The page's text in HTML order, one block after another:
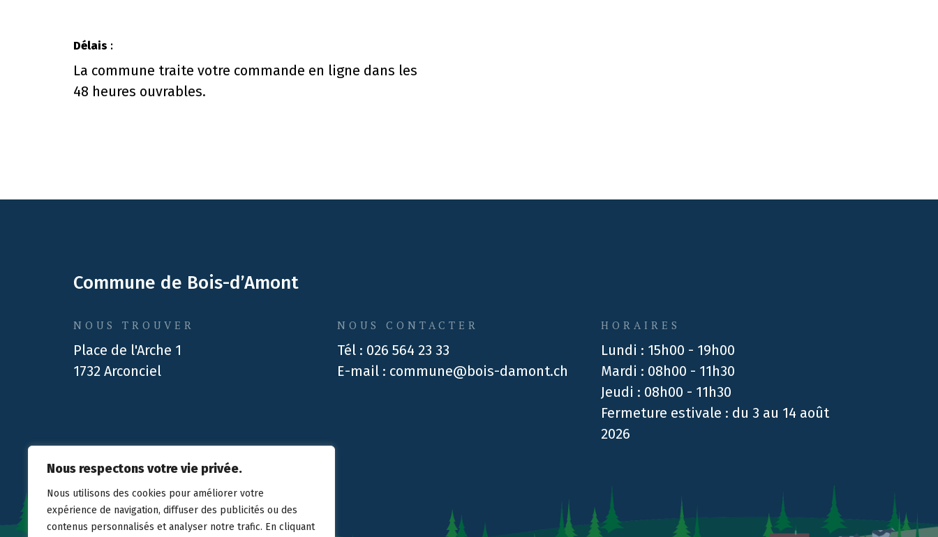
Nous respectons votre vie privée.
Nous utilisons des cookies pour améliorer votre
expérience de navigation, diffuser des publicités ou des
contenus personnalisés et analyser notre trafic. En cliquant
Délais :
La commune traite votre commande en ligne dans les
48 heures ouvrables.
Commune de Bois-d’Amont
NOUS TROUVER
Place de l'Arche 1
1732 Arconciel
NOUS CONTACTER
Tél : 026 564 23 33
E-mail : commune@bois-damont.ch
HORAIRES
Lundi : 15h00 - 19h00
Mardi : 08h00 - 11h30
Jeudi : 08h00 - 11h30
Fermeture estivale : du 3 au 14 août
2026
Design : | Technique :